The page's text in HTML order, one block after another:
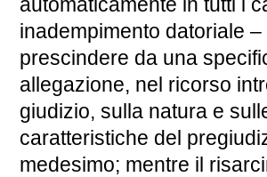
inadempimento datoriale
prescindere da una
allegazione, nel ricorso
giudizio, sulla natura e
caratteristiche del
medesimo; mentre il